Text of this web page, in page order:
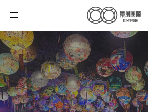
Toggle